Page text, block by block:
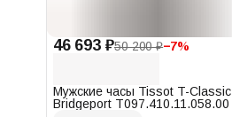
46 693 ₽50 200 ₽−7%
Мужские часы Tissot T-Classic
Bridgeport T097.410.11.058.00